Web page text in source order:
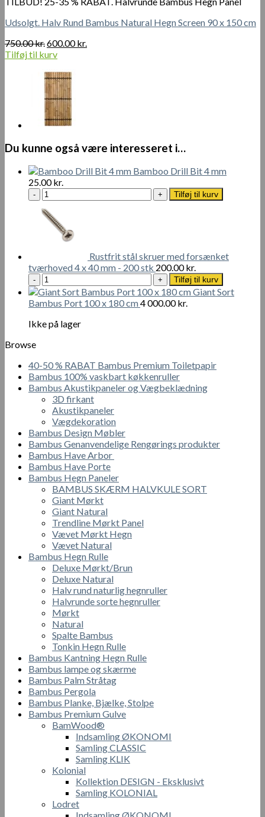
Udsolgt. Halv Rund Bambus Natural Hegn Screen 90 x 150 cm
750.00kr.Den
oprindelige
var:
750.00 kr..
600.00kr.
Tilføj til kurv
Du kunne også være interesseret i…
Bamboo Drill Bit 4 mm
25.00kr.
Bamboo
Drill
Bit
Tilføj til kurv
Rustfrit stål skruer med forsænket
tværhoved 4 x 40 mm - 200 stk 200.00kr.
Rustfrit
stål
skruer
forsænket
40
mm
-
200
stk
antal
Tilføj til kurv
Giant Sort
Bambus Port 100 x 180 cm4 000.00kr.
Ikke på lager
Browse
40-50 % RABAT Bambus Premium Toiletpapir
Bambus 100% vaskbart køkkenruller
Bambus Akustikpaneler og Vægbeklædning
3D firkant
Akustikpaneler
Vægdekoration
Bambus Design Møbler
Bambus Genanvendelige Rengørings produkter
Bambus Have Arbor
Bambus Have Porte
Bambus Hegn Paneler
BAMBUS SKÆRM HALVKULE SORT
Giant Mørkt
Giant Natural
Trendline Mørkt Panel
Vævet Mørkt Hegn
Vævet Natural
Bambus Hegn Rulle
Deluxe Mørkt/Brun
Deluxe Natural
Halv rund naturlig hegnruller
Halvrunde sorte hegnruller
Mørkt
Natural
Spalte Bambus
Tonkin Hegn Rulle
Bambus Kantning Hegn Rulle
Bambus lampe og skærme
Bambus Palm Stråtag
Bambus Pergola
Bambus Planke, Bjælke, Stolpe
Bambus Premium Gulve
BamWood®
Indsamling ØKONOMI
Samling CLASSIC
Samling KLIK
Kolonial
Kollektion DESIGN - Eksklusivt
Samling KOLONIAL
Lodret